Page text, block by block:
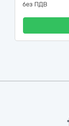
без ПДВ